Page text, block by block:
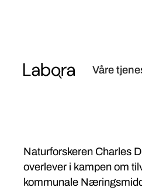
Våre
Naturforskeren Charles
overlever i kampen om
kommunale